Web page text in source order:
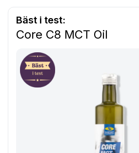
Bäst i test:
Core C8 MCT Oil